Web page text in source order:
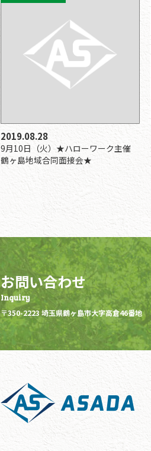
2019.08.28
9月10日（火）★ハローワーク主催
鶴ヶ島地域合同面接会★
お問い合わせ
〒350-2223 埼玉県鶴ヶ島市大字高倉46番地